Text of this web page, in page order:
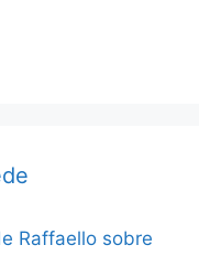
Raffaello sobre